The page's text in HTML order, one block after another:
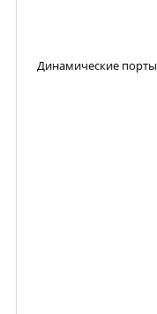
Динамические порты